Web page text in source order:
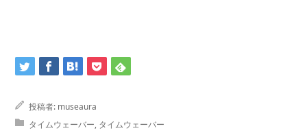
投稿者: museaura
タイムウェーバー, タイムウェーバー